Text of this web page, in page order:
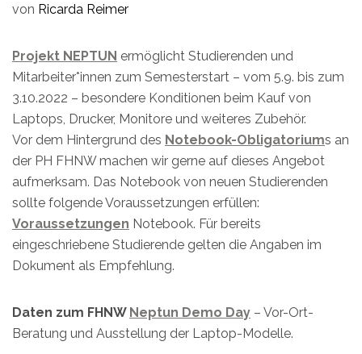
von Ricarda Reimer
Projekt NEPTUN ermöglicht Studierenden und
Mitarbeiter*innen zum Semesterstart – vom 5.9. bis zum
3.10.2022 – besondere Konditionen beim Kauf von
Laptops, Drucker, Monitore und weiteres Zubehör.
Vor dem Hintergrund des Notebook-Obligatoriums an
der PH FHNW machen wir gerne auf dieses Angebot
aufmerksam. Das Notebook von neuen Studierenden
sollte folgende Voraussetzungen erfüllen:
Voraussetzungen Notebook. Für bereits
eingeschriebene Studierende gelten die Angaben im
Dokument als Empfehlung.
Daten zum FHNW Neptun Demo Day – Vor-Ort-
Beratung und Ausstellung der Laptop-Modelle.